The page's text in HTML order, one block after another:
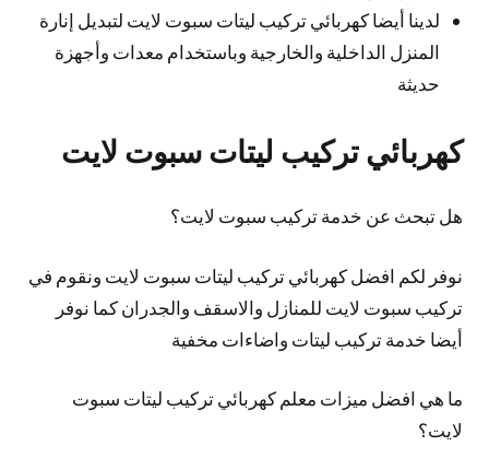
لدينا أيضا كهربائي تركيب ليتات سبوت لايت لتبديل إنارة
المنزل الداخلية والخارجية وباستخدام معدات وأجهزة
حديثة
كهربائي تركيب ليتات سبوت لايت
هل تبحث عن خدمة تركيب سبوت لايت؟
نوفر لكم افضل كهربائي تركيب ليتات سبوت لايت ونقوم في
تركيب سبوت لايت للمنازل والاسقف والجدران كما نوفر
أيضا خدمة تركيب ليتات واضاءات مخفية
ما هي افضل ميزات معلم كهربائي تركيب ليتات سبوت
لايت؟